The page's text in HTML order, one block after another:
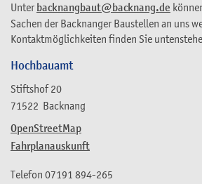
Unter backnangbaut@backnang.de
Sachen der Backnanger Baustellen an uns
Kontaktmöglichkeiten finden Sie
Hochbauamt
Stiftshof 20
71522 Backnang
OpenStreetMap
Fahrplanauskunft
Telefon 07191 894-265